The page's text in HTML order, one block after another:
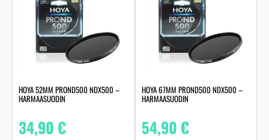
HOYA 52MM PROND500 NDX500 –
HARMAASUODIN
34,90€
HOYA 67MM PROND500 NDX500 –
HARMAASUODIN
54,90€